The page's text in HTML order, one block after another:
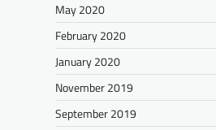
May 2020
February 2020
January 2020
November 2019
September 2019